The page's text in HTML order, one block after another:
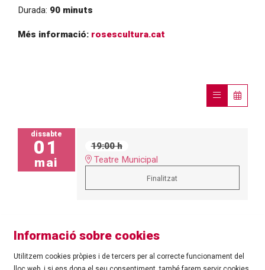
Durada: 90 minuts
Més informació: rosescultura.cat
dissabte
01
mai
19:00 h
Teatre Municipal
Finalitzat
Informació sobre cookies
Utilitzem cookies pròpies i de tercers per al correcte funcionament del